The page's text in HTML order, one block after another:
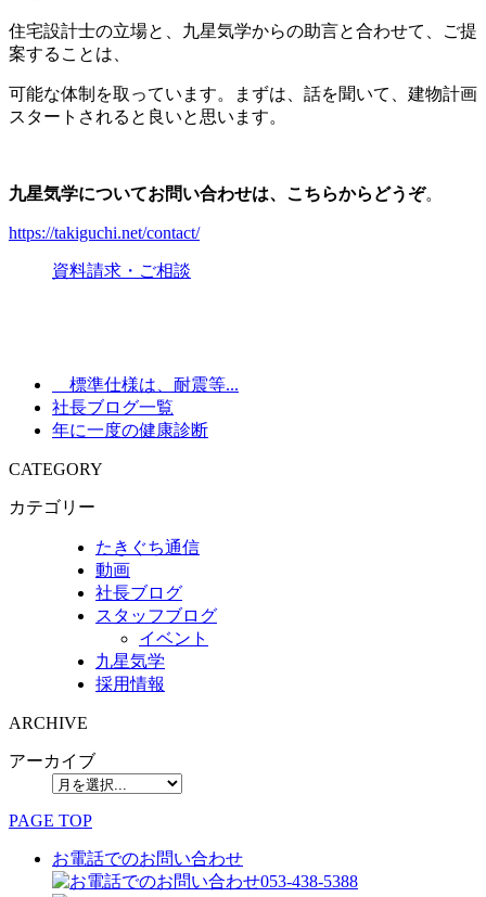
住宅設計士の立場と、九星気学からの助言と合わせて、ご提
案することは、
可能な体制を取っています。まずは、話を聞いて、建物計画
スタートされると良いと思います。
九星気学についてお問い合わせは、こちらからどうぞ。
https://takiguchi.net/contact/
資料請求・ご相談
標準仕様は、耐震等...
社長ブログ一覧
年に一度の健康診断
CATEGORY
カテゴリー
たきぐち通信
動画
社長ブログ
スタッフブログ
イベント
九星気学
採用情報
ARCHIVE
アーカイブ
PAGE TOP
お電話でのお問い合わせ
053-438-5388